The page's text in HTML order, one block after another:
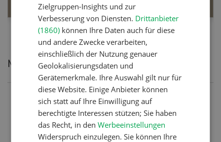
Meistgelesene Artikel
Nutztiere
Schweizer Kuhnamen: Liste
von A-Z
Zielgruppen-Insights und zur
Verbesserung von Diensten. Drittanbieter
(1860) können Ihre Daten auch für diese
und andere Zwecke verarbeiten,
einschließlich der Nutzung genauer
Geolokalisierungsdaten und
Gerätemerkmale. Ihre Auswahl gilt nur für
diese Website. Einige Anbieter können
sich statt auf Ihre Einwilligung auf
berechtigte Interessen stützen; Sie haben
das Recht, in denWerbeeinstellungen
Widerspruch einzulegen. Sie können Ihre